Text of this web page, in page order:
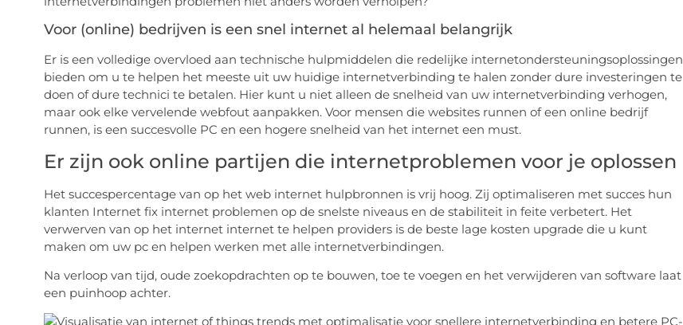
Voor (online) bedrijven is een snel internet al helemaal belangrijk
Er is een volledige overvloed aan technische hulpmiddelen die redelijke internetondersteuningsoplossingen
bieden om u te helpen het meeste uit uw huidige internetverbinding te halen zonder dure investeringen te
doen of dure technici te betalen. Hier kunt u niet alleen de snelheid van uw internetverbinding verhogen,
maar ook elke vervelende webfout aanpakken. Voor mensen die websites runnen of een online bedrijf
runnen, is een succesvolle PC en een hogere snelheid van het internet een must.
Er zijn ook online partijen die internetproblemen voor je oplossen
Het succespercentage van op het web internet hulpbronnen is vrij hoog. Zij optimaliseren met succes hun
klanten Internet fix internet problemen op de snelste niveaus en de stabiliteit in feite verbetert. Het
verwerven van op het internet internet te helpen providers is de beste lage kosten upgrade die u kunt
maken om uw pc en helpen werken met alle internetverbindingen.
Na verloop van tijd, oude zoekopdrachten op te bouwen, toe te voegen en het verwijderen van software laat
een puinhoop achter.